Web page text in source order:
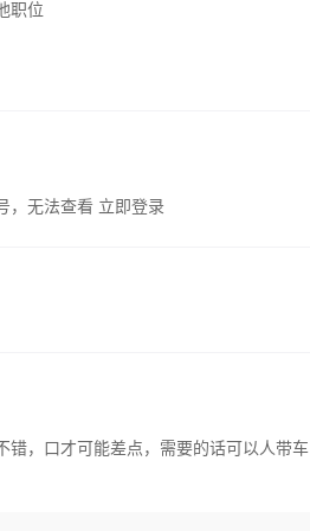
职位
，无法查看 立即登录
错，口才可能差点，需要的话可以人带车